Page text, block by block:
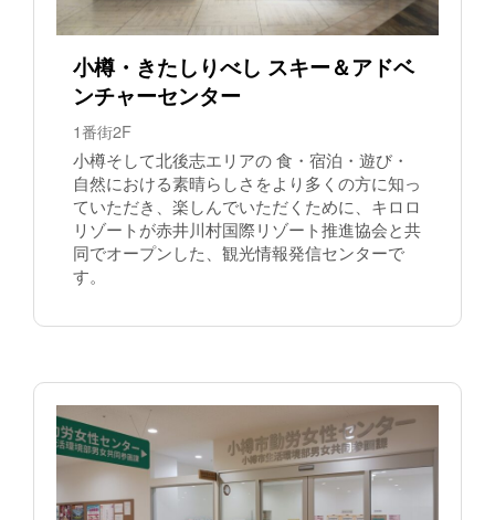
小樽・きたしりべし スキー＆アドベ
ンチャーセンター
1番街2F
小樽そして北後志エリアの 食・宿泊・遊び・
自然における素晴らしさをより多くの方に知っ
ていただき、楽しんでいただくために、キロロ
リゾートが赤井川村国際リゾート推進協会と共
同でオープンした、観光情報発信センターで
す。